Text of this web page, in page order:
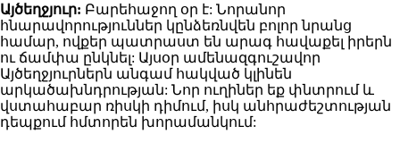
Այծեղջյուր: Բարեհաջող օր է: Նորանոր
հնարավորություններ կընձեռնվեն բոլոր նրանց
համար, ովքեր պատրաստ են արագ հավաքել իրերն
ու ճամփա ընկնել: Այսօր ամենազգուշավոր
Այծեղջյուրներն անգամ հակված կլինեն
արկածախնդրության: Նոր ուղիներ եք փնտրում և
վստահաբար ռիսկի դիմում, իսկ անհրաժեշտության
դեպքում հմտորեն խորամանկում: